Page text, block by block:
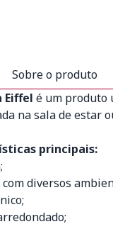
Sobre o produto
Eiffel é um produto
na sala de estar
principais:
com diversos